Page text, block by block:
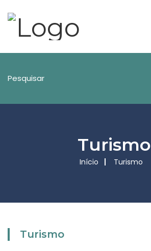
Turismo
Início Turismo
Turismo